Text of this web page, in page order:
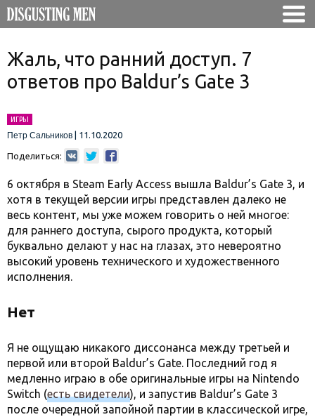
Жаль, что ранний доступ. 7
ответов про Baldur’s Gate 3
ИГРЫ
Петр Сальников
11.10.2020
Поделиться:
6 октября в Steam Early Access вышла Baldur’s Gate 3, и
хотя в текущей версии игры представлен далеко не
весь контент, мы уже можем говорить о ней многое:
для раннего доступа, сырого продукта, который
буквально делают у нас на глазах, это невероятно
высокий уровень технического и художественного
исполнения.
Нет
Я не ощущаю никакого диссонанса между третьей и
первой или второй Baldur’s Gate. Последний год я
медленно играю в обе оригинальные игры на Nintendo
Switch (есть свидетели), и запустив Baldur’s Gate 3
после очередной запойной партии в классической игре,